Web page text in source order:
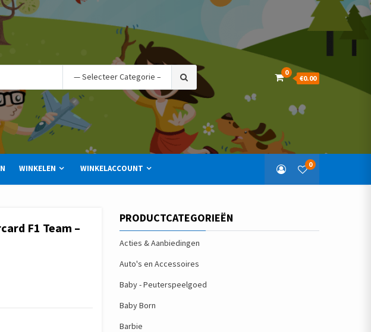
Search
for:
0
€0.00
WINKELEN WINKELACCOUNT 0
F1 Team –
PRODUCTCATEGORIEËN
Acties & Aanbiedingen
Auto's en Accessoires
Baby - Peuterspeelgoed
Baby Born
Barbie